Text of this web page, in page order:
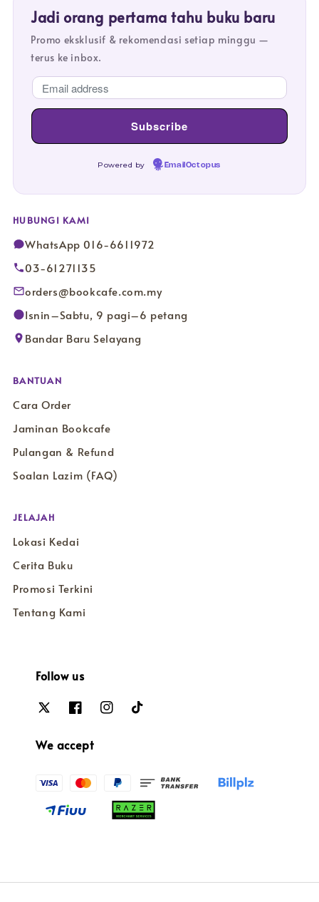
Jadi orang pertama tahu buku baru
Promo eksklusif & rekomendasi setiap minggu —
terus ke inbox.
Powered by EmailOctopus
HUBUNGI KAMI
WhatsApp 016-6611972
03-61271135
orders@bookcafe.com.my
Isnin–Sabtu, 9 pagi–6 petang
Bandar Baru Selayang
BANTUAN
Cara Order
Jaminan Bookcafe
Pulangan & Refund
Soalan Lazim (FAQ)
JELAJAH
Lokasi Kedai
Cerita Buku
Promosi Terkini
Tentang Kami
Follow us
We accept